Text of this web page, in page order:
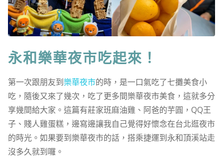
永和樂華夜市吃起來！
第一次跟朋友到樂華夜市的時，是一口氣吃了七攤美食小
吃，隨後又來了幾次，吃了更多間樂華夜市美食，這就多分
享幾間給大家。這篇有莊家班麻油雞、阿爸的芋圓，QQ王
子、賤人雞蛋糕，邊寫邊讓我自己覺得好懷念在台北逛夜市
的時光。如果要到樂華夜市的話，搭乘捷運到永和頂溪站走
沒多久就到囉。